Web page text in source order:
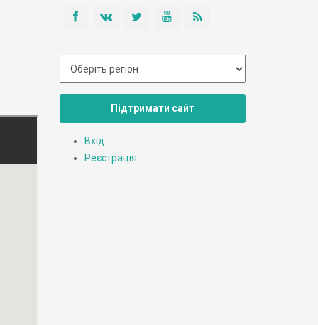
Підтримати сайт
Вхід
Реєстрація